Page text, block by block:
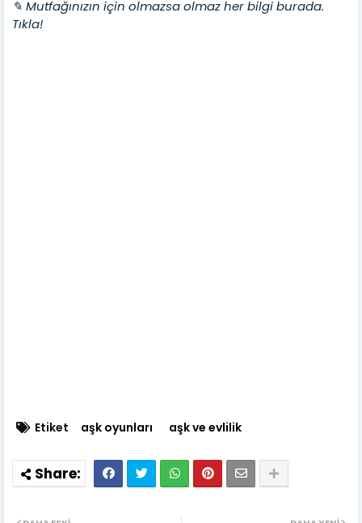
✎ Mutfağınızın için olmazsa olmaz her bilgi burada.
Tıkla!
Etiket aşk oyunları aşk ve evlilik